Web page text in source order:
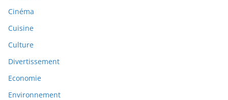
Cinéma
Cuisine
Culture
Divertissement
Economie
Environnement